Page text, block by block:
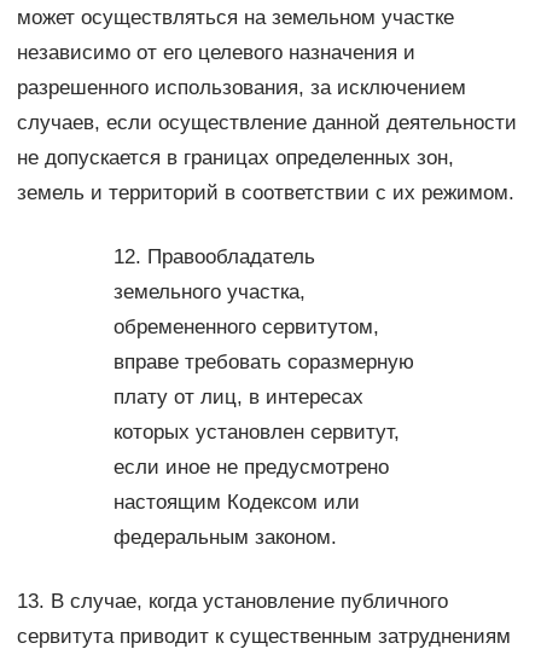
может осуществляться на земельном участке
независимо от его целевого назначения и
разрешенного использования, за исключением
случаев, если осуществление данной деятельности
не допускается в границах определенных зон,
земель и территорий в соответствии с их режимом.
12. Правообладатель
земельного участка,
обремененного сервитутом,
вправе требовать соразмерную
плату от лиц, в интересах
которых установлен сервитут,
если иное не предусмотрено
настоящим Кодексом или
федеральным законом.
13. В случае, когда установление публичного
сервитута приводит к существенным затруднениям